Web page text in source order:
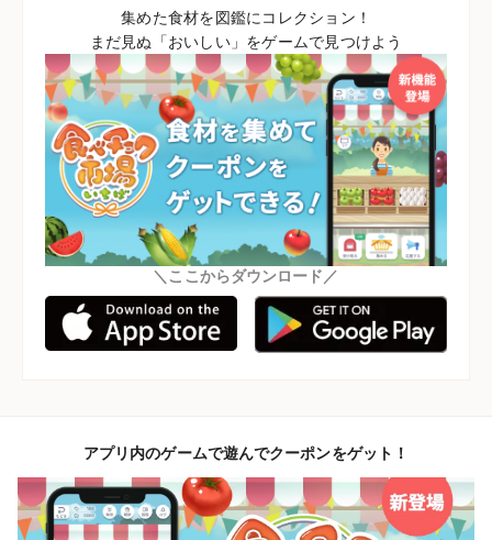
集めた食材を図鑑にコレクション！
まだ見ぬ「おいしい」をゲームで見つけよう
＼ここからダウンロード／
アプリ内のゲームで遊んでクーポンをゲット！